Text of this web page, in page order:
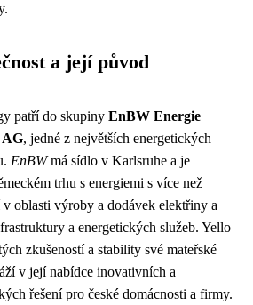
a její původ
patří do skupiny EnBW Energie
AG, jedné z největších energetických
EnBWmá sídlo v Karlsruhe a je
trhu s energiemi s více než
oblasti výroby a dodávek elektřiny a
a energetických služeb. Yello
zkušeností a stability své mateřské
v její nabídce inovativních a
řešení pro české domácnosti a firmy.